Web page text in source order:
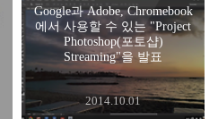
Google과 Adobe, Chromebook
에서 사용할 수 있는 "Project
Photoshop(포토샵)
Streaming"을 발표
2014.10.01